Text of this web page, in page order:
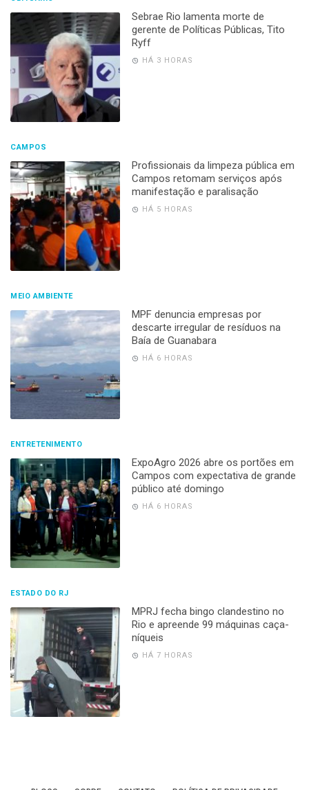
Sebrae Rio lamenta morte de
gerente de Políticas Públicas, Tito
Ryff
HÁ 3 HORAS
CAMPOS
Profissionais da limpeza pública em
Campos retomam serviços após
manifestação e paralisação
HÁ 5 HORAS
MEIO AMBIENTE
MPF denuncia empresas por
descarte irregular de resíduos na
Baía de Guanabara
HÁ 6 HORAS
ENTRETENIMENTO
ExpoAgro 2026 abre os portões em
Campos com expectativa de grande
público até domingo
HÁ 6 HORAS
ESTADO DO RJ
MPRJ fecha bingo clandestino no
Rio e apreende 99 máquinas caça-
níqueis
HÁ 7 HORAS